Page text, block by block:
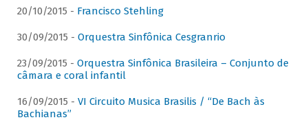
20/10/2015 - Francisco Stehling
30/09/2015 - Orquestra Sinfônica Cesgranrio
23/09/2015 - Orquestra Sinfônica Brasileira – Conjunto de
câmara e coral infantil
16/09/2015 - VI Circuito Musica Brasilis / “De Bach às
Bachianas”